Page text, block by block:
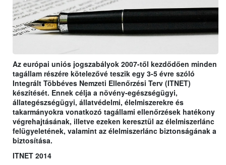
Az európai uniós jogszabályok 2007-től kezdődően minden
tagállam részére kötelezővé teszik egy 3-5 évre szóló
Integrált Többéves Nemzeti Ellenőrzési Terv (ITNET)
készítését. Ennek célja a növény-egészségügyi,
állategészségügyi, állatvédelmi, élelmiszerekre és
takarmányokra vonatkozó tagállami ellenőrzések hatékony
végrehajtásának, illetve ezeken keresztül az élelmiszerlánc
felügyeletének, valamint az élelmiszerlánc biztonságának a
biztosítása.
ITNET 2014